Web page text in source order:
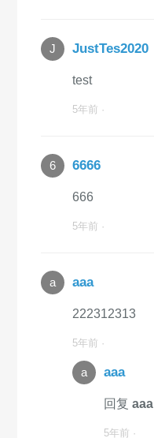
J JustTes2020
test
5年前 ·
6 6666
666
5年前 ·
a aaa
222312313
5年前 ·
a aaa
回复aaa
5年前 ·